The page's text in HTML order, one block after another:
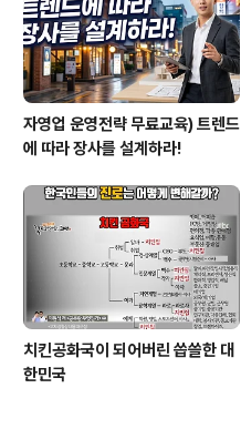
자영업 운영전략 무료교육) 트렌드
에 따라 장사를 설계하라!
치킨공화국이 되어버린 씁쓸한 대
한민국